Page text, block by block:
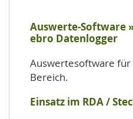
Auswerte-Software
ebro Datenlogger
Auswertesoftware für
Bereich.
Einsatz im RDA /